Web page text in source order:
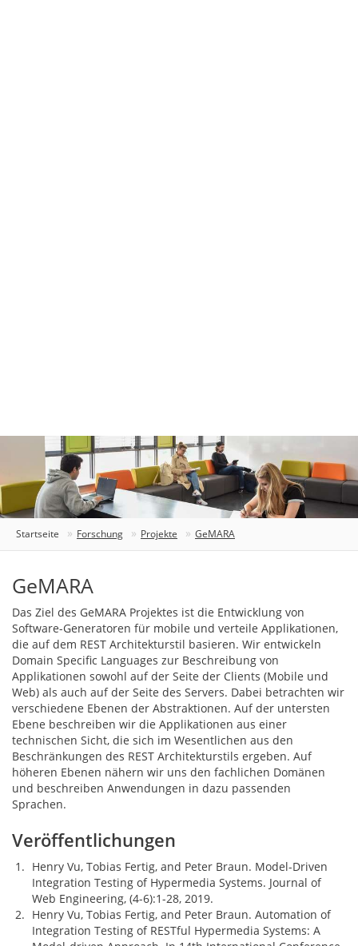
Startseite Forschung Projekte GeMARA
GeMARA
Das Ziel des GeMARA Projektes ist die Entwicklung von
Software-Generatoren für mobile und verteile Applikationen,
die auf dem REST Architekturstil basieren. Wir entwickeln
Domain Specific Languages zur Beschreibung von
Applikationen sowohl auf der Seite der Clients (Mobile und
Web) als auch auf der Seite des Servers. Dabei betrachten wir
verschiedene Ebenen der Abstraktionen. Auf der untersten
Ebene beschreiben wir die Applikationen aus einer
technischen Sicht, die sich im Wesentlichen aus den
Beschränkungen des REST Architekturstils ergeben. Auf
höheren Ebenen nähern wir uns den fachlichen Domänen
und beschreiben Anwendungen in dazu passenden
Sprachen.
Veröffentlichungen
Henry Vu, Tobias Fertig, and Peter Braun. Model-Driven
Integration Testing of Hypermedia Systems. Journal of
Web Engineering, (4-6):1-28, 2019.
Henry Vu, Tobias Fertig, and Peter Braun. Automation of
Integration Testing of RESTful Hypermedia Systems: A